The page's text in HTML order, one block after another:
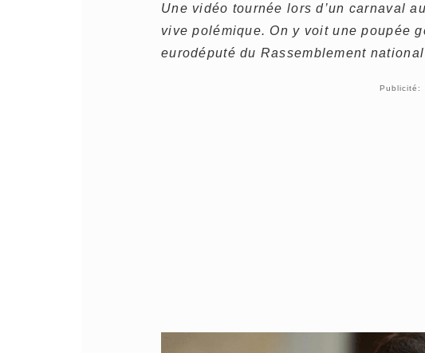
Une vidéo tournée lors d’un carnaval
vive polémique. On y voit une poupée
eurodéputé du Rassemblement
Publicité: